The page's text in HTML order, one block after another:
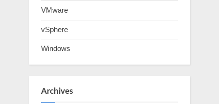
VMware
vSphere
Windows
Archives